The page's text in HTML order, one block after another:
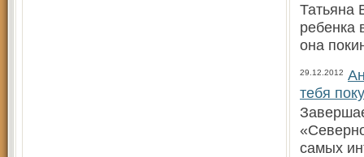
Татьяна
ребенка
она
29.12.2012
тебя
самых